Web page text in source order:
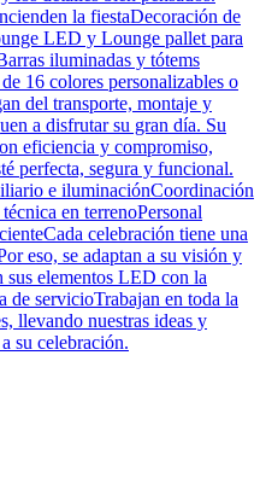
la fiestaDecoración de
LED y Lounge pallet para
iluminadas y tótems
16 colores personalizables o
del transporte, montaje y
a disfrutar su gran día. Su
eficiencia y compromiso,
perfecta, segura y funcional.
e iluminaciónCoordinación
en terrenoPersonal
celebración tiene una
eso, se adaptan a su visión y
sus elementos LED con la
de servicioTrabajan en toda la
llevando nuestras ideas y
su celebración.